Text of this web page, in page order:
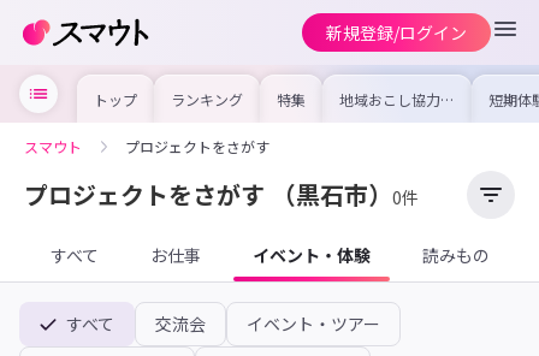
新規登録/ログイン
トップ ランキング 特集 地域おこし協力隊
の求人やイベント
を集めました！仕
けよう
短期体
り〜数
域を知
スマウト プロジェクトをさがす
プロジェクトをさがす （黒石市） 0件
すべて お仕事 イベント・体験 読みもの
すべて 交流会
イベント・ツアー